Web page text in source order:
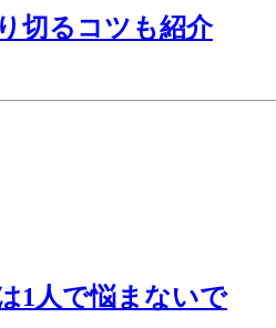
切るコツも紹介
1人で悩まないで